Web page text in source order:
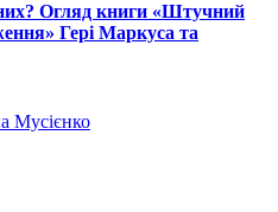
Огляд книги «Штучний
Гері Маркуса та
Мусієнко